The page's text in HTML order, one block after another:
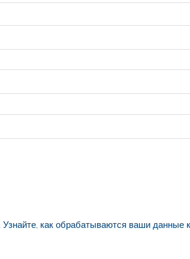
Узнайте, как обрабатываются ваши данные